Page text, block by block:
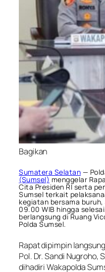
Bagikan
Sumatera Selatan —
(Sumsel) menggelar
Cita Presiden RI serta
Sumsel terkait
kegiatan bersama
09.00 WIB hingga
berlangsung di Ruang
Polda Sumsel.
Rapat dipimpin
Pol. Dr. Sandi Nugroho,
dihadiri Wakapolda